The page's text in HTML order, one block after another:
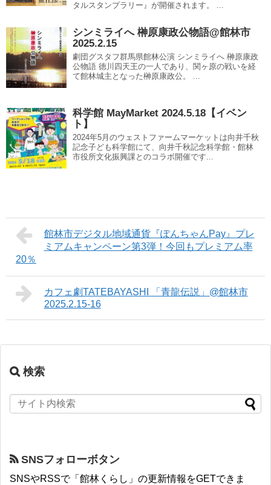
タルスタンプラリー』が開催されます。 ...
シンミライへ 榊原康政公物語@館林市
2025.2.15
劇団グスタフ群馬県館林公演 シンミライへ 榊原康政
公物語 徳川四天王の一人であり、関ヶ原の戦いを経
て館林城主となった榊原康政公。 ...
科学館 MayMarket 2024.5.18【イベン
ト】
2024年5月のウェストファームマーケットは向井千秋
記念子ども科学館にて、向井千秋記念科学館・館林
市役所文化振興課とのコラボ開催です...
館林市デジタル地域通貨『ぽんちゃんPay』プレ
ミアムキャンペーン第3弾！今回もプレミアム率
20％
カフェ劇TATEBAYASHI 「青龍伝説」@館林市
2025.2.15-16
検索
SNSフォローボタン
SNSやRSSで「館林くらし」の更新情報をGETできま